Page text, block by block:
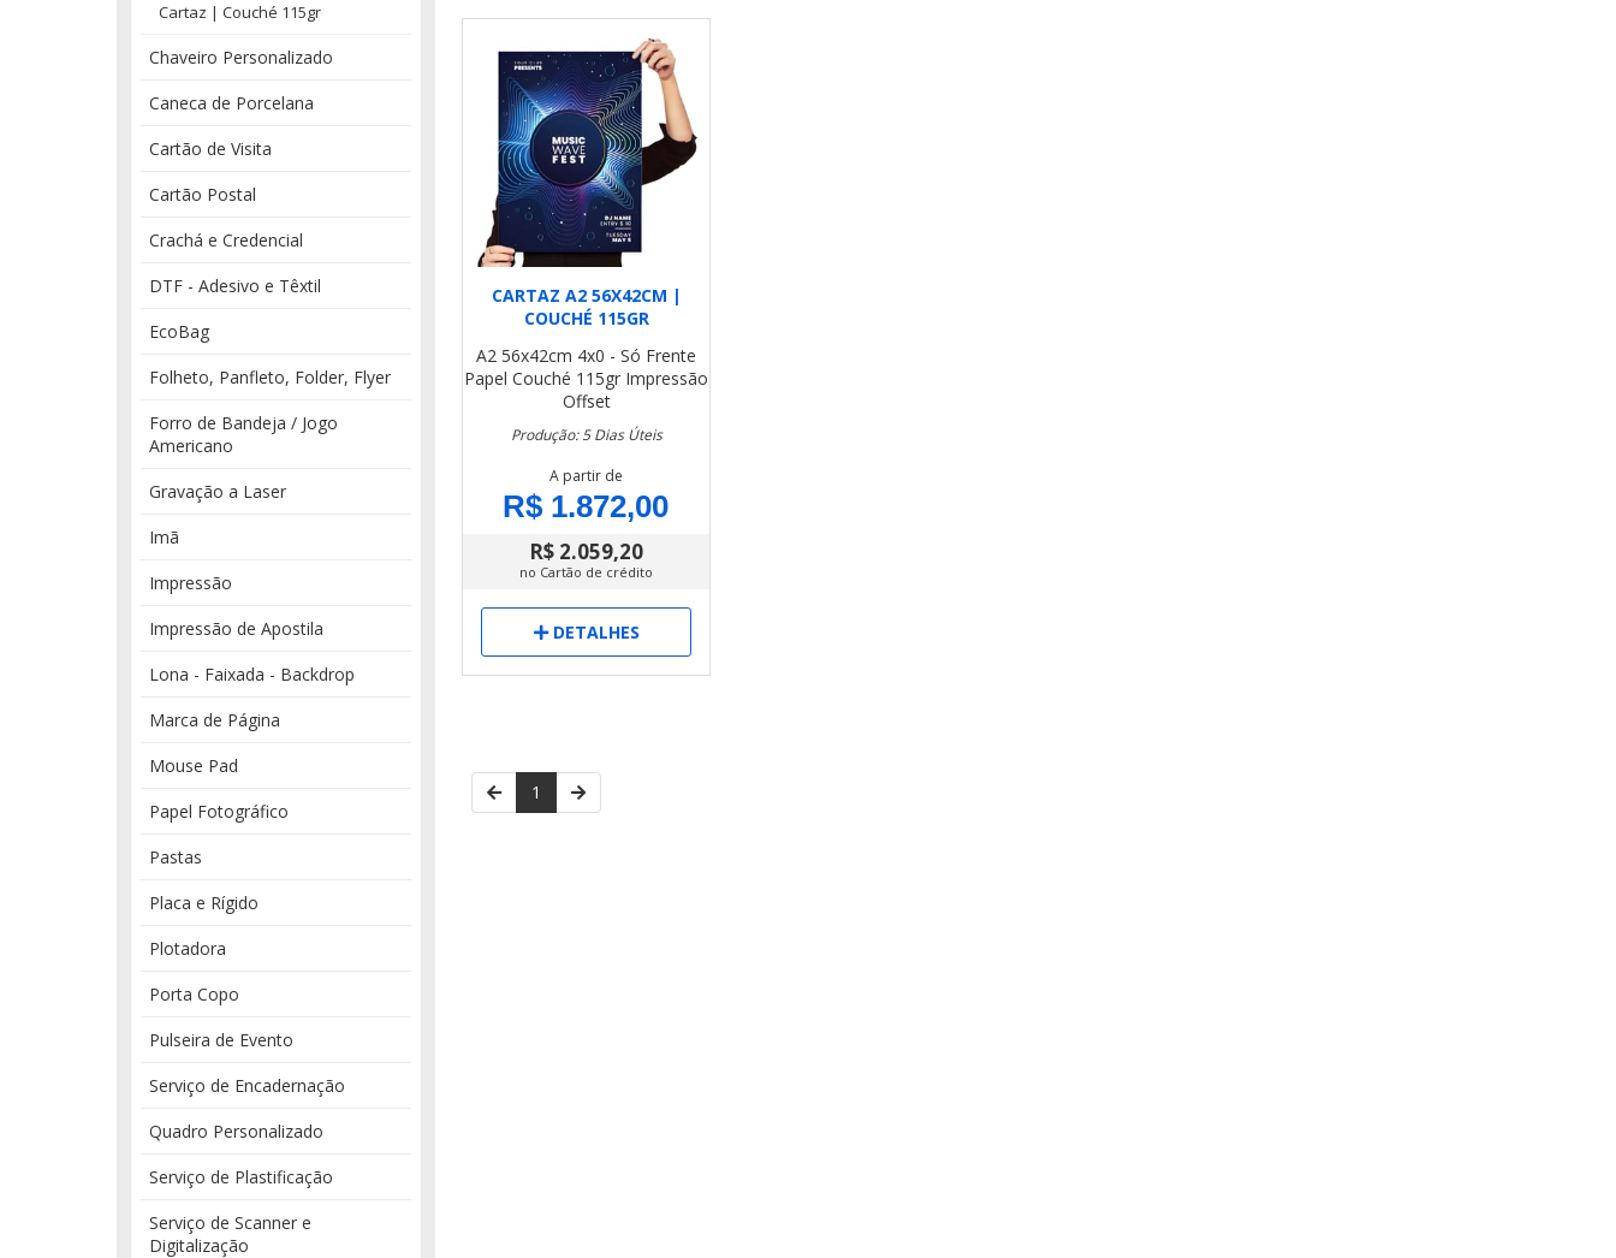
Cartaz | Couché 115gr
Chaveiro Personalizado
Caneca de Porcelana
Cartão de Visita
Cartão Postal
Crachá e Credencial
DTF - Adesivo e Têxtil
EcoBag
Folheto, Panfleto, Folder, Flyer
Forro de Bandeja / Jogo
Americano
Gravação a Laser
Imã
Impressão
Impressão de Apostila
Lona - Faixada - Backdrop
Marca de Página
Mouse Pad
Papel Fotográfico
Pastas
Placa e Rígido
Plotadora
Porta Copo
Pulseira de Evento
Serviço de Encadernação
Quadro Personalizado
Serviço de Plastificação
Serviço de Scanner e
Digitalização
CARTAZ A2 56X42CM |
COUCHÉ 115GR
A2 56x42cm 4x0 - Só Frente
Papel Couché 115gr Impressão
Offset
Produção: 5 Dias Úteis
A partir de
R$ 1.872,00
R$ 2.059,20
no Cartão de crédito
DETALHES
1